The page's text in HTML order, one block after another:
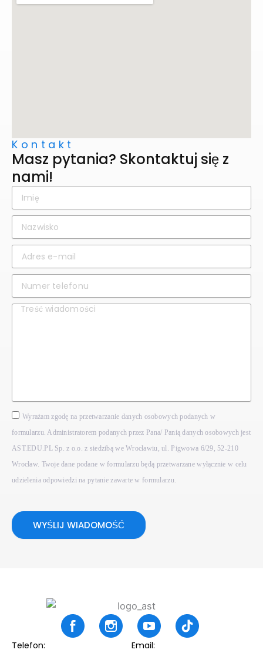
Kontakt
Masz pytania? Skontaktuj się z
nami!
Wyrażam zgodę na przetwarzanie danych osobowych podanych w
formularzu. Administratorem podanych przez Pana/ Panią danych osobowych jest
AST.EDU.PL Sp. z o.o. z siedzibą we Wrocławiu, ul. Pigwowa 6/29, 52-210
Wrocław. Twoje dane podane w formularzu będą przetwarzane wyłącznie w celu
udzielenia odpowiedzi na pytanie zawarte w formularzu.
WYŚLIJ WIADOMOŚĆ
Telefon: Email: